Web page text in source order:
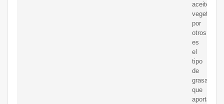
aceites
vegetales
por
otros
es
el
tipo
de
grasas
que
aportan